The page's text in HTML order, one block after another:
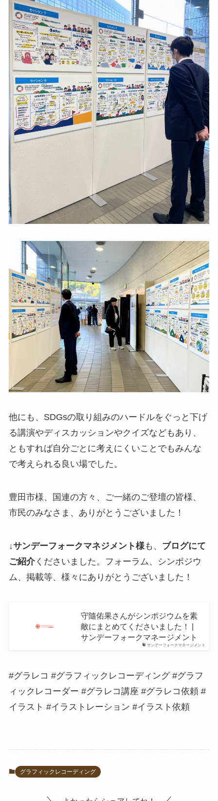
他にも、SDGsの取り組みのハードルをぐっと下げ
る講演やディスカッションやクイズなどもあり、
ともすれば自分ごとに考えにくいことでもみんな
で考えられる良い場でした。
豊田市様、国連の方々、ご一緒のご登壇の皆様、
市民のみなさま、ありがとうございました！
↓サンデーフォークマネジメント様も、 ブログにて
ご紹介くださいました。フォーラム、シンポジウ
ム、掲載等、様々にありがとうございました！
サンデーフォークマネージメント
守隨佑果さんがシンポジウムを素
敵にまとめてくださいました！ |
サンデーフォークマネージメント
#グラレコ #グラフィックレコーディング #グラフ
ィックレコーダー #グラレコ講座 #グラレコ依頼 #
イラスト #イラストレーション #イラスト依頼
グラフィックレコーディング